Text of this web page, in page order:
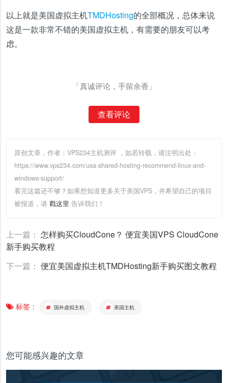
以上就是美国虚拟主机TMDHosting的全部概况，总体来说
这是一款非常不错的美国虚拟主机，有需要的朋友可以考
虑。
「真诚评论，手留余香」
查看评论
原创文章，作者：VPS234主机测评 ，如若转载，请注明出处：
https://www.vps234.com/usa-shared-hosting-recommend-linux-and-
windows-support/
看完这篇还不够？如果想知道更多关于美国VPS，并希望自己的项目
被报道，请 戳这里 告诉我们！
上一篇： 怎样购买CloudCone？ 便宜美国VPS CloudCone
新手购买教程
下一篇： 便宜美国虚拟主机TMDHosting新手购买图文教程
标签： 国外虚拟主机 美国主机
您可能感兴趣的文章